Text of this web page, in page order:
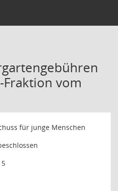
Fraktion vom
für junge Menschen
5